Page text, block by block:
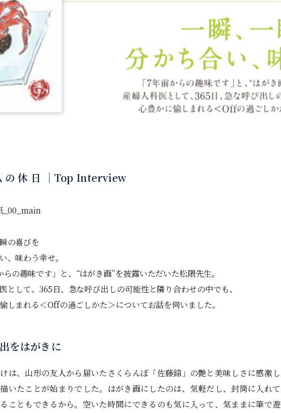
の 休 日 ｜Top Interview
の喜びを
、味わう幸せ。
らの趣味です」と、“はがき画”を披露いただいた松隈先生。
として、365日、急な呼び出しの可能性と隣り合わせの中でも、
しまれる＜Offの過ごしかた＞についてお話を伺いました。
をはがきに
は、山形の友人から届いたさくらんぼ「佐藤錦」の艶と美味しさに感激し
いたことが始まりでした。はがき画にしたのは、気軽だし、封筒に入れて
こともできるから。空いた時間にできるのも気に入って、気ままに筆で遊